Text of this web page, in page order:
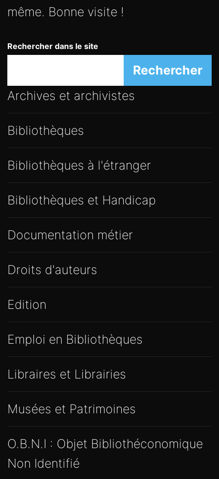
même. Bonne visite !
Rechercher dans le site
Rechercher
Archives et archivistes
Bibliothèques
Bibliothèques à l'étranger
Bibliothèques et Handicap
Documentation métier
Droits d'auteurs
Edition
Emploi en Bibliothèques
Libraires et Librairies
Musées et Patrimoines
O.B.N.I : Objet Bibliothéconomique
Non Identifié